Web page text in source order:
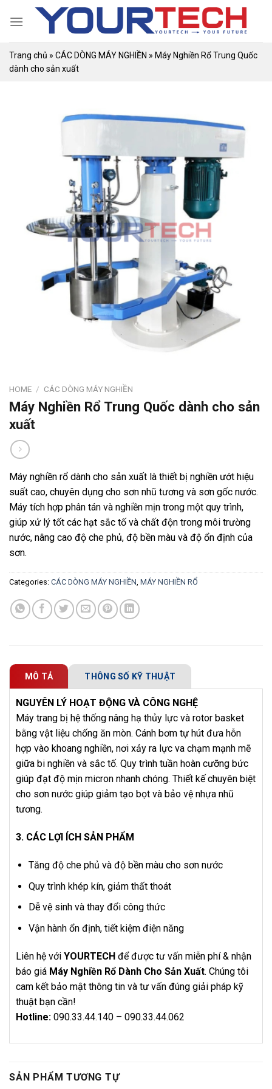
Trang chủ » CÁC DÒNG MÁY NGHIỀN » Máy Nghiền Rổ Trung Quốc
dành cho sản xuất
HOME / CÁC DÒNG MÁY NGHIỀN
Máy Nghiền Rổ Trung Quốc dành cho sản
xuất
Máy nghiền rổ dành cho sản xuất là thiết bị nghiền ướt hiệu
suất cao, chuyên dụng cho sơn nhũ tương và sơn gốc nước.
Máy tích hợp phân tán và nghiền mịn trong một quy trình,
giúp xử lý tốt các hạt sắc tố và chất độn trong môi trường
nước, nâng cao độ che phủ, độ bền màu và độ ổn định của
sơn.
Categories: CÁC DÒNG MÁY NGHIỀN, MÁY NGHIỀN RỔ
MÔ TẢ THÔNG SỐ KỸ THUẬT
NGUYÊN LÝ HOẠT ĐỘNG VÀ CÔNG NGHỆ
Máy trang bị hệ thống nâng hạ thủy lực và rotor basket
bằng vật liệu chống ăn mòn. Cánh bơm tự hút đưa hỗn
hợp vào khoang nghiền, nơi xảy ra lực va chạm mạnh mẽ
giữa bi nghiền và sắc tố. Quy trình tuần hoàn cưỡng bức
giúp đạt độ mịn micron nhanh chóng. Thiết kế chuyên biệt
cho sơn nước giúp giảm tạo bọt và bảo vệ nhựa nhũ
tương.
3. CÁC LỢI ÍCH SẢN PHẨM
Tăng độ che phủ và độ bền màu cho sơn nước
Quy trình khép kín, giảm thất thoát
Dễ vệ sinh và thay đổi công thức
Vận hành ổn định, tiết kiệm điện năng
Liên hệ với YOURTECH để được tư vấn miễn phí & nhận
báo giá Máy Nghiền Rổ Dành Cho Sản Xuất. Chúng tôi
cam kết bảo mật thông tin và tư vấn đúng giải pháp kỹ
thuật bạn cần!
Hotline: 090.33.44.140 – 090.33.44.062
SẢN PHẨM TƯƠNG TỰ